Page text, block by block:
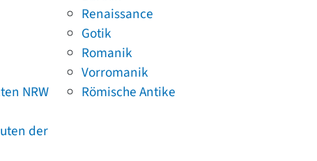
NRW
der
Renaissance
Gotik
Romanik
Vorromanik
Römische Antike